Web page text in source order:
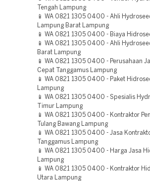
Tengah Lampung
📱 WA 0821 1305 0400 - Ahli
Lampung Barat Lampung
📱 WA 0821 1305 0400 - Biaya
📱 WA 0821 1305 0400 - Ahli
Barat Lampung
📱 WA 0821 1305 0400 - Perusahaan
Cepat Tanggamus Lampung
📱 WA 0821 1305 0400 - Paket
Lampung
📱 WA 0821 1305 0400 - Spesialis
Timur Lampung
📱 WA 0821 1305 0400 - Kontraktor
Tulang Bawang Lampung
📱 WA 0821 1305 0400 - Jasa
Tanggamus Lampung
📱 WA 0821 1305 0400 - Harga Jasa
Lampung
📱 WA 0821 1305 0400 - Kontraktor
Utara Lampung